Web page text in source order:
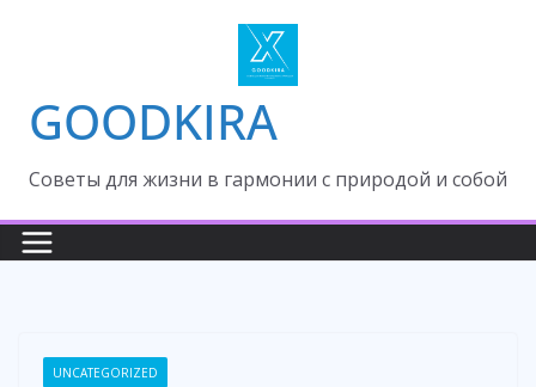
GOODKIRA
Cоветы для жизни в гармонии с природой и собой
UNCATEGORIZED